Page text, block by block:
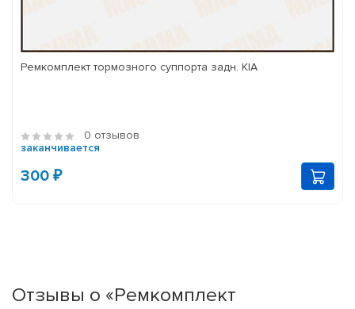
Ремкомплект тормозного суппорта задн. KIA
0 отзывов
заканчивается
300 ₽
Отзывы о «Ремкомплект